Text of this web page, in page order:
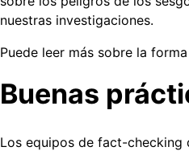
nuestras investigaciones.
Puede leer más sobre la
Buenas
Los equipos de fact-checking